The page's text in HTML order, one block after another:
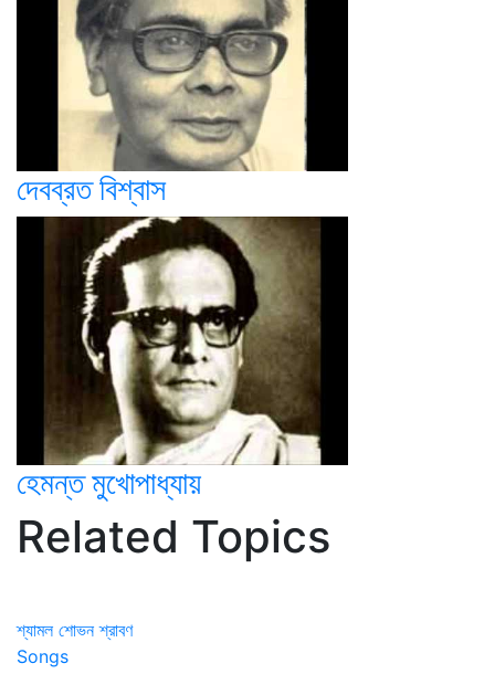
দেবব্রত বিশ্বাস
হেমন্ত মুখোপাধ্যায়
Related Topics
শ্যামল শোভন শ্রাবণ
Songs